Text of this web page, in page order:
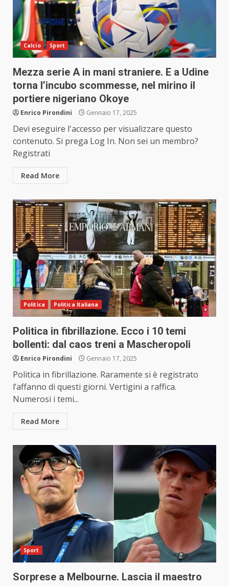
Calcio Sport
Mezza serie A in mani straniere. E a Udine
torna l’incubo scommesse, nel mirino il
portiere nigeriano Okoye
Enrico Pirondini Gennaio 17, 2025
Devi eseguire l'accesso per visualizzare questo
contenuto. Si prega Log In. Non sei un membro?
Registrati
Read More
Politica Politica Italiana
Politica in fibrillazione. Ecco i 10 temi
bollenti: dal caos treni a Mascheropoli
Enrico Pirondini Gennaio 17, 2025
Politica in fibrillazione. Raramente si è registrato
l’affanno di questi giorni. Vertigini a raffica.
Numerosi i temi...
Read More
Sport
Sorprese a Melbourne. Lascia il maestro